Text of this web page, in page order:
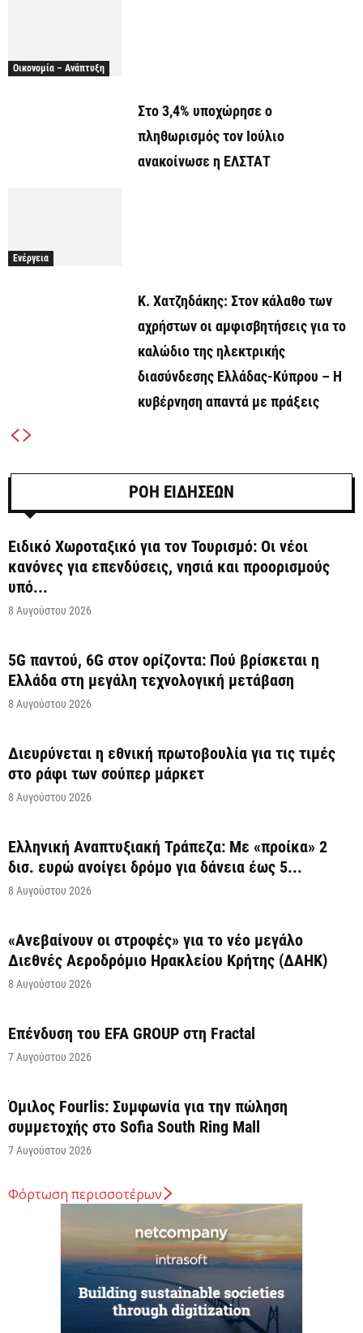
Οικονομία – Ανάπτυξη
Στο 3,4% υποχώρησε ο
πληθωρισμός τον Ιούλιο
ανακοίνωσε η ΕΛΣΤΑΤ
Ενέργεια
Κ. Χατζηδάκης: Στον κάλαθο των
αχρήστων οι αμφισβητήσεις για το
καλώδιο της ηλεκτρικής
διασύνδεσης Ελλάδας-Κύπρου – Η
κυβέρνηση απαντά με πράξεις
ΡΟΗ ΕΙΔΗΣΕΩΝ
Ειδικό Χωροταξικό για τον Τουρισμό: Οι νέοι
κανόνες για επενδύσεις, νησιά και προορισμούς
υπό...
8 Αυγούστου 2026
5G παντού, 6G στον ορίζοντα: Πού βρίσκεται η
Ελλάδα στη μεγάλη τεχνολογική μετάβαση
8 Αυγούστου 2026
Διευρύνεται η εθνική πρωτοβουλία για τις τιμές
στο ράφι των σούπερ μάρκετ
8 Αυγούστου 2026
Ελληνική Αναπτυξιακή Τράπεζα: Με «προίκα» 2
δισ. ευρώ ανοίγει δρόμο για δάνεια έως 5...
8 Αυγούστου 2026
«Ανεβαίνουν οι στροφές» για το νέο μεγάλο
Διεθνές Αεροδρόμιο Ηρακλείου Κρήτης (ΔΑΗΚ)
8 Αυγούστου 2026
Επένδυση του EFA GROUP στη Fractal
7 Αυγούστου 2026
Όμιλος Fourlis: Συμφωνία για την πώληση
συμμετοχής στο Sofia South Ring Mall
7 Αυγούστου 2026
Σταύρος Καλαφάτης: «Έχουμε δημιουργήσει 20.000
νέες θέσεις εργασίας υψηλής εξειδίκευσης τα
τελευταία επτά χρόνια...
7 Αυγούστου 2026
Θεσσαλονίκη: Οι αλλαγές στις λεωφορειακές
Φόρτωση περισσοτέρων